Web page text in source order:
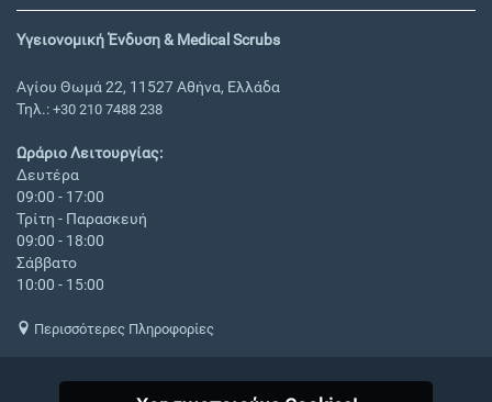
Υγειονομική Ένδυση & Medical Scrubs
Αγίου Θωμά 22, 11527 Αθήνα, Ελλάδα
Τηλ.: +30 210 7488 238
Ωράριο Λειτουργίας:
Δευτέρα
09:00 - 17:00
Τρίτη - Παρασκευή
09:00 - 18:00
Σάββατο
10:00 - 15:00
Περισσότερες Πληροφορίες